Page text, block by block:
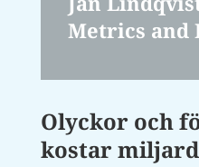
Metrics and
Olyckor och
kostar